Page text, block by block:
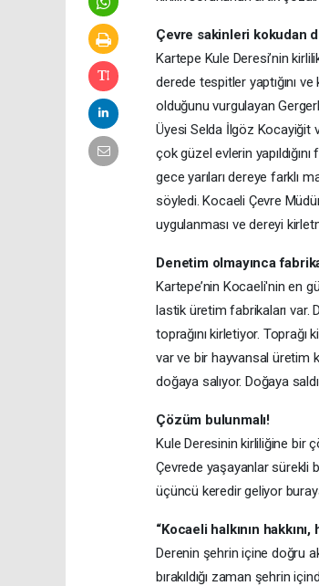
Çevre sakinleri kokudan
Kartepe Kule Deresi’nin
derede tespitler yaptığını
olduğunu vurgulayan
Üyesi Selda İlgöz Kocayiğit
çok güzel evlerin
gece yarıları dereye farklı
söyledi. Kocaeli Çevre
uygulanması ve dereyi
Denetim olmayınca
Kartepe’nin Kocaeli'nin en
lastik üretim fabrikaları var.
toprağını kirletiyor.
var ve bir hayvansal üretim
doğaya salıyor. Doğaya
Çözüm bulunmalı!
Kule Deresinin kirliliğine bir
Çevrede yaşayanlar sürekli
üçüncü keredir geliyor
“Kocaeli halkının
Derenin şehrin içine doğru
bırakıldığı zaman şehrin